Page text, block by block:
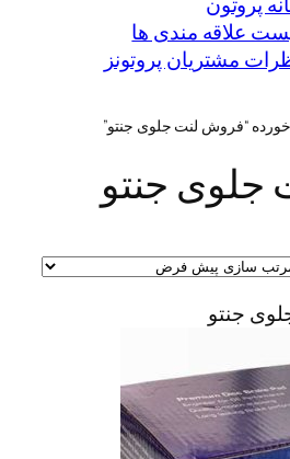
علاقه مندی ها
مشتریان پروتونز
“فروش لنت جلوی جنتو”
جنتو
جنتو